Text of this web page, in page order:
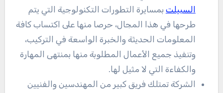
السبيلت بمسايرة التطورات التكنولوجية التي يتم
طرحها في هذا المجال، حرصا منها على اكتساب كافة
المعلومات الحديثة والخبرة الواسعة في التركيب،
وتنفيذ جميع الأعمال المطلوبة منها بمنتهى المهارة
والكفاءة التي لا مثيل لها.
الشركة تمتلك فريق كبير من المهندسين والفنيين